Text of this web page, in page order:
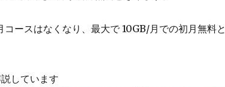
ースはなくなり、最大で 10GB/月での初月無料と
しています